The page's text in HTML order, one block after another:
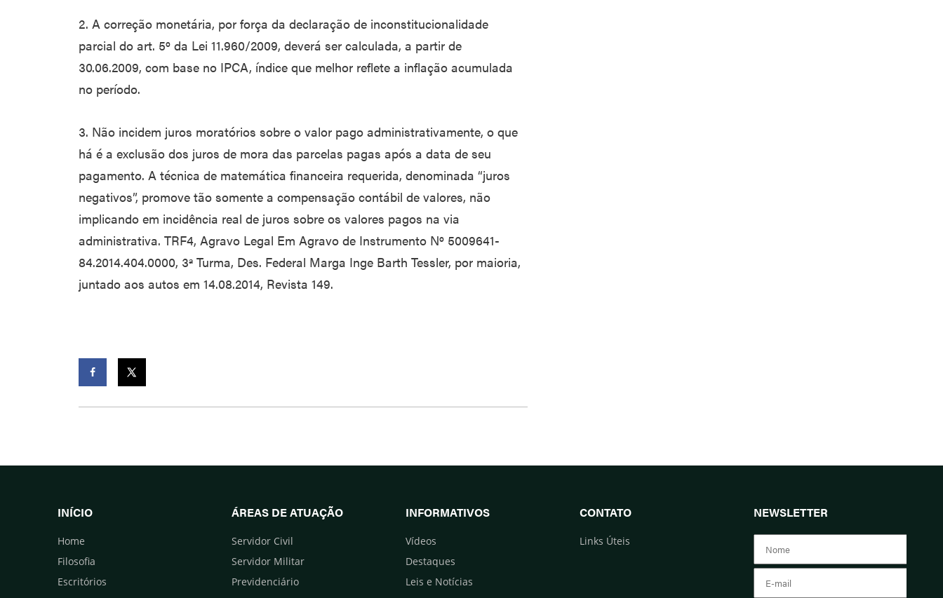
2. A correção monetária, por força da declaração de inconstitucionalidade
parcial do art. 5º da Lei 11.960/2009, deverá ser calculada, a partir de
30.06.2009, com base no IPCA, índice que melhor reflete a inflação acumulada
no período.
3. Não incidem juros moratórios sobre o valor pago administrativamente, o que
há é a exclusão dos juros de mora das parcelas pagas após a data de seu
pagamento. A técnica de matemática financeira requerida, denominada “juros
negativos”, promove tão somente a compensação contábil de valores, não
implicando em incidência real de juros sobre os valores pagos na via
administrativa. TRF4, Agravo Legal Em Agravo de Instrumento Nº 5009641-
84.2014.404.0000, 3ª Turma, Des. Federal Marga Inge Barth Tessler, por maioria,
juntado aos autos em 14.08.2014, Revista 149.
INÍCIO
Home
Filosofia
Escritórios
ÁREAS DE ATUAÇÃO
Servidor Civil
Servidor Militar
Previdenciário
INFORMATIVOS
Vídeos
Destaques
Leis e Notícias
CONTATO
Links Úteis
NEWSLETTER